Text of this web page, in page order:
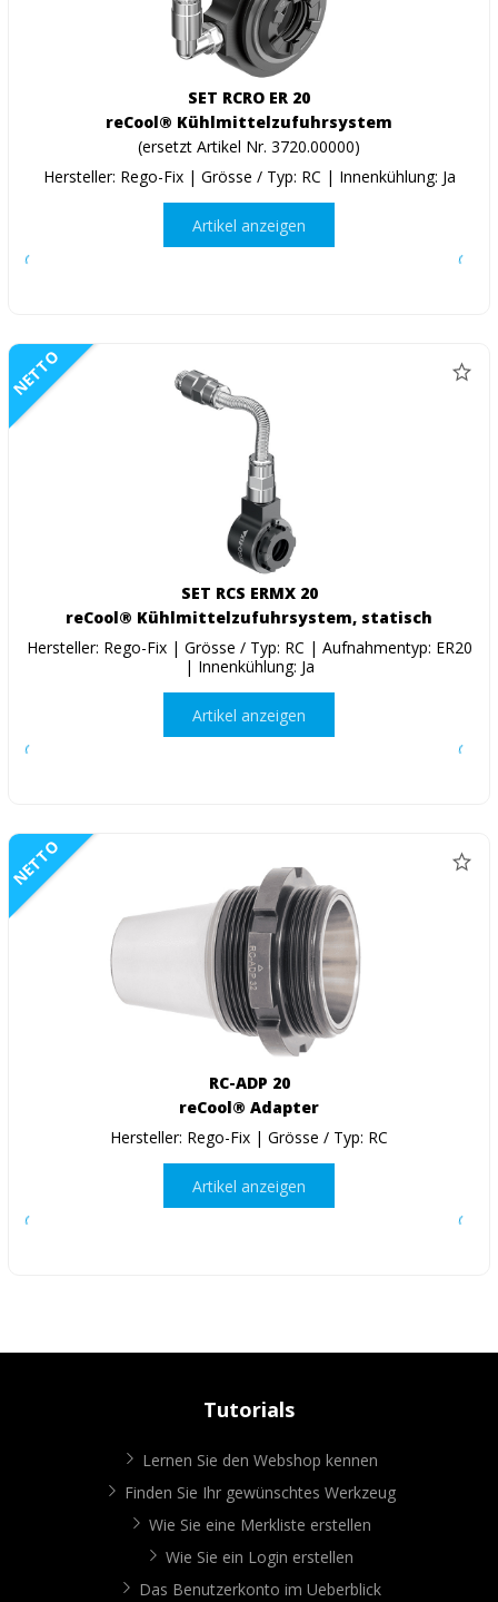
SET RCRO ER 20
reCool® Kühlmittelzufuhrsystem
(ersetzt Artikel Nr. 3720.00000)
Hersteller: Rego-Fix | Grösse / Typ: RC | Innenkühlung: Ja
Artikel anzeigen
NETTO
SET RCS ERMX 20
reCool® Kühlmittelzufuhrsystem, statisch
Hersteller: Rego-Fix | Grösse / Typ: RC | Aufnahmentyp: ER20
| Innenkühlung: Ja
Artikel anzeigen
NETTO
RC-ADP 20
reCool® Adapter
Hersteller: Rego-Fix | Grösse / Typ: RC
Artikel anzeigen
Tutorials
Lernen Sie den Webshop kennen
Finden Sie Ihr gewünschtes Werkzeug
Wie Sie eine Merkliste erstellen
Wie Sie ein Login erstellen
Das Benutzerkonto im Ueberblick